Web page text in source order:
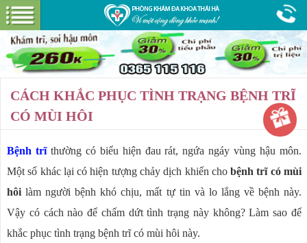
Hotline:0365 115 116 Miễn phí tư vấn
PHÒNG KHÁM
GIỚI THIỆU
CƠ SỞ VẬT CHẤT
GÓI DỊCH VỤ
ĐẶT LỊCH HẸN KHÁM
CÁCH KHẮC PHỤC TÌNH TRẠNG BỆNH TRĨ
CÓ MÙI HÔI
Bệnh trĩthường có biểu hiện đau rát, ngứa ngáy vùng hậu môn.
Một số khác lại có hiện tượng chảy dịch khiến chobệnh trĩ có mùi
hôilàm người bệnh khó chịu, mất tự tin và lo lắng về bệnh này.
Vậy có cách nào để chấm dứt tình trạng này không? Làm sao để
khắc phục tình trạng bệnh trĩ có mùi hôi này.